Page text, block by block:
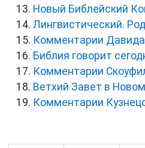
Новый Библейский
Лингвистический.
Комментарии
Библия говорит
Комментарии
Ветхий Завет в Новом
Комментарии